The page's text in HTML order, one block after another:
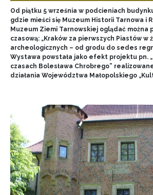
Od piątku 5 września w podcieniach
gdzie mieści się Muzeum Historii Tarnowa i
Muzeum Ziemi Tarnowskiej oglądać można
czasową: „Kraków za pierwszych Piastów w
archeologicznych – od grodu do sedes
Wystawa powstała jako efekt projektu pn.
czasach Bolesława Chrobrego”
działania Województwa Małopolskiego